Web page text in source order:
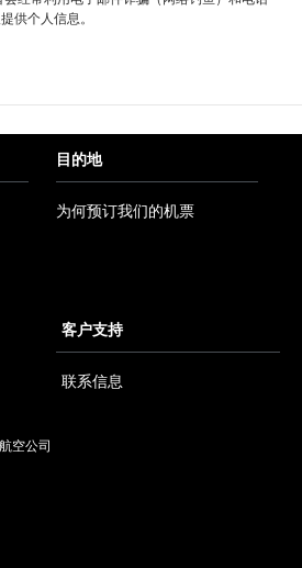
供个人信息。
目的地
为何预订我们的机票
客户支持
联系信息
空公司